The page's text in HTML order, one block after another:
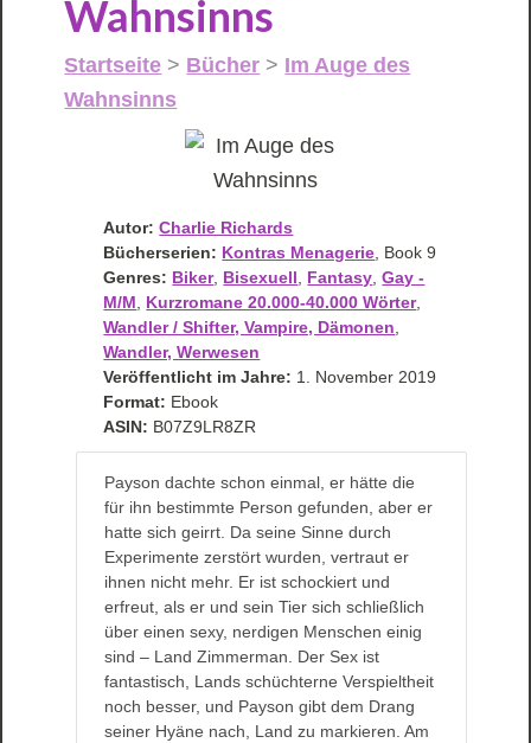
Wahnsinns
Startseite > Bücher > Im Auge des
Wahnsinns
Autor: Charlie Richards
Bücherserien: Kontras Menagerie, Book 9
Genres: Biker, Bisexuell, Fantasy,Gay -
M/M, Kurzromane 20.000-40.000 Wörter,
Wandler / Shifter, Vampire, Dämonen,
Wandler, Werwesen
Veröffentlicht im Jahre: 1. November 2019
Format: Ebook
ASIN: B07Z9LR8ZR
Payson dachte schon einmal, er hätte die
für ihn bestimmte Person gefunden, aber er
hatte sich geirrt. Da seine Sinne durch
Experimente zerstört wurden, vertraut er
ihnen nicht mehr. Er ist schockiert und
erfreut, als er und sein Tier sich schließlich
über einen sexy, nerdigen Menschen einig
sind – Land Zimmerman. Der Sex ist
fantastisch, Lands schüchterne Verspieltheit
noch besser, und Payson gibt dem Drang
seiner Hyäne nach, Land zu markieren. Am